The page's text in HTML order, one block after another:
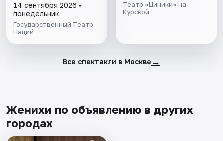
14 сентября 2026 •
понедельник
Государственный Театр
Наций
Театр «Циники» на
Курской
Все спектакли в Москве →
Женихи по объявлению в других
городах